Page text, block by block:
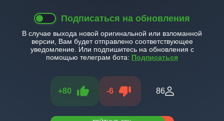
Подписаться на обновления
В случае выхода новой оригинальной или взломанной
версии, Вам будет отправлено соответствующее
уведомление. Или подпишитесь на обновления с
помощью телеграм бота: Подписаться
+80 -6 86